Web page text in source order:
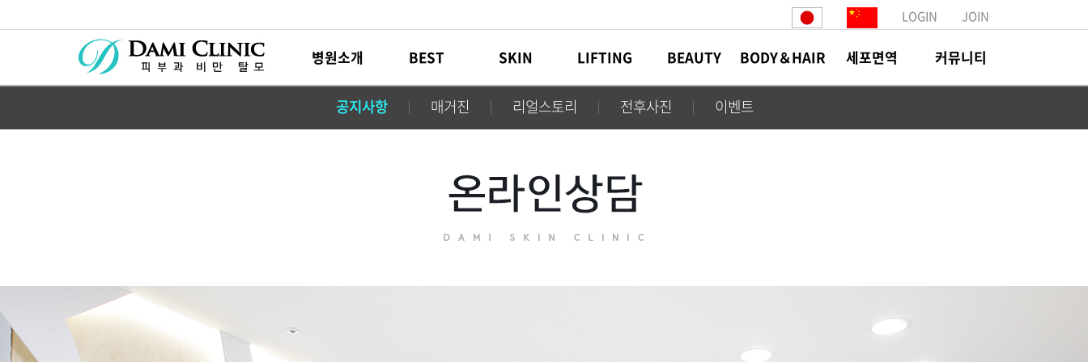
JOIN
LOGIN
병원소개 BEST SKIN LIFTING BEAUTY BODY＆HAIR 세포면역 커뮤니티
공지사항 매거진 리얼스토리 전후사진 이벤트